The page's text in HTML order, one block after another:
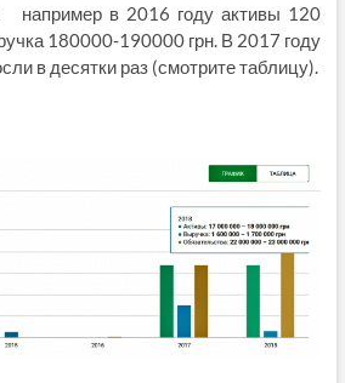
например в 2016 году активы 120
180000-190000 грн. В 2017 году
в десятки раз (смотрите таблицу).